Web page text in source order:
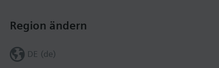
Region ändern
DE (de)